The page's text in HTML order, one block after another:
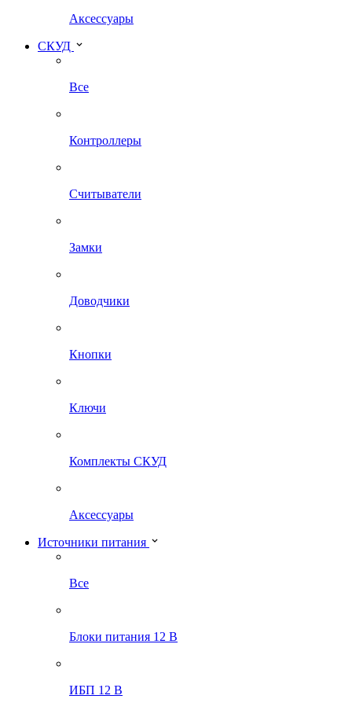
Аксессуары
СКУД
Все
Контроллеры
Считыватели
Замки
Доводчики
Кнопки
Ключи
Комплекты СКУД
Аксессуары
Источники питания
Все
Блоки питания 12 В
ИБП 12 В